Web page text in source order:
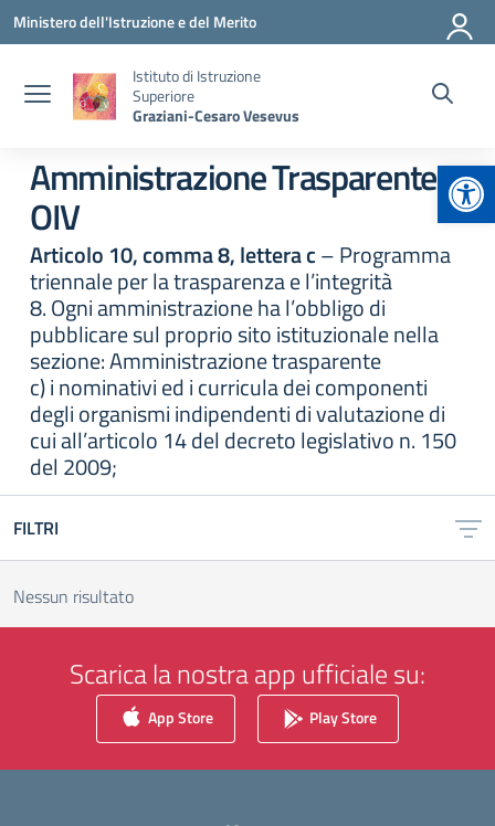
Vai ai contenuti
Vai al menu di navigazione
Vai al footer
Ministero dell'Istruzione e del Merito
Istituto di Istruzione
Superiore
Graziani-Cesaro Vesevus
Amministrazione Trasparente:
OIV
Articolo 10, comma 8, lettera c– Programma
triennale per la trasparenza e l’integrità
8. Ogni amministrazione ha l’obbligo di
pubblicare sul proprio sito istituzionale nella
sezione: Amministrazione trasparente
c) i nominativi ed i curricula dei componenti
degli organismi indipendenti di valutazione di
cui all’articolo 14 del decreto legislativo n. 150
del 2009;
FILTRI
Nessun risultato
Scarica la nostra app ufficiale su:
App Store Play Store